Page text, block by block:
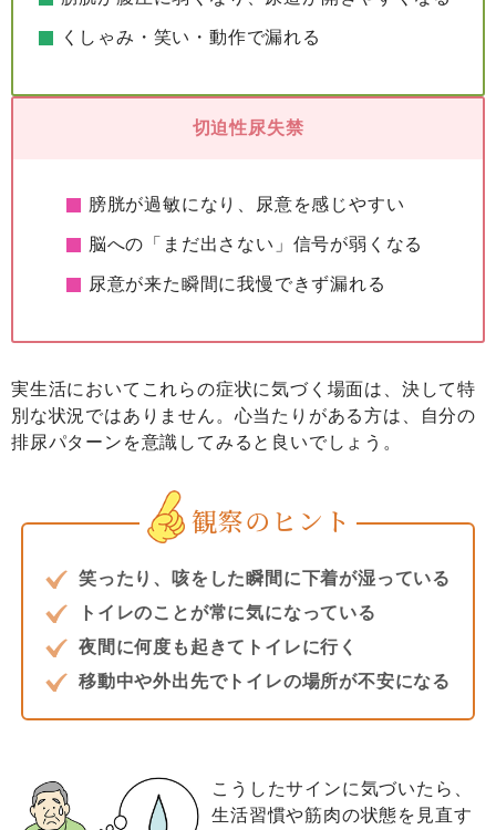
くしゃみ・笑い・動作で漏れる
切迫性尿失禁
膀胱が過敏になり、尿意を感じやすい
脳への「まだ出さない」信号が弱くなる
尿意が来た瞬間に我慢できず漏れる
実生活においてこれらの症状に気づく場面は、決して特
別な状況ではありません。心当たりがある方は、自分の
排尿パターンを意識してみると良いでしょう。
観察のヒント
笑ったり、咳をした瞬間に下着が湿っている
トイレのことが常に気になっている
夜間に何度も起きてトイレに行く
移動中や外出先でトイレの場所が不安になる
こうしたサインに気づいたら、
生活習慣や筋肉の状態を見直す